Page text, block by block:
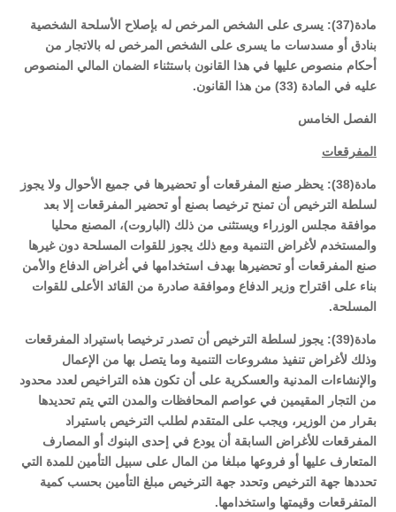
مادة(37): يسرى على الشخص المرخص له بإصلاح الأسلحة الشخصية
بنادق أو مسدسات ما يسرى على الشخص المرخص له بالاتجار من
أحكام منصوص عليها في هذا القانون باستثناء الضمان المالي المنصوص
عليه في المادة (33) من هذا القانون.
الفصل الخامس
المفرقعات
مادة(38): يحظر صنع المفرقعات أو تحضيرها في جميع الأحوال ولا يجوز
لسلطة الترخيص أن تمنح ترخيصا بصنع أو تحضير المفرقعات إلا بعد
موافقة مجلس الوزراء ويستثنى من ذلك (الباروت)، المصنع محليا
والمستخدم لأغراض التنمية ومع ذلك يجوز للقوات المسلحة دون غيرها
صنع المفرقعات أو تحضيرها بهدف استخدامها في أغراض الدفاع والأمن
بناء على اقتراح وزير الدفاع وموافقة صادرة من القائد الأعلى للقوات
المسلحة.
مادة(39): يجوز لسلطة الترخيص أن تصدر ترخيصا باستيراد المفرقعات
وذلك لأغراض تنفيذ مشروعات التنمية وما يتصل بها من الإعمال
والإنشاءات المدنية والعسكرية على أن تكون هذه التراخيص لعدد محدود
من التجار المقيمين في عواصم المحافظات والمدن التي يتم تحديدها
بقرار من الوزير، ويجب على المتقدم لطلب الترخيص باستيراد
المفرقعات للأغراض السابقة أن يودع في إحدى البنوك أو المصارف
المتعارف عليها أو فروعها مبلغا من المال على سبيل التأمين للمدة التي
تحددها جهة الترخيص وتحدد جهة الترخيص مبلغ التأمين بحسب كمية
المتفرقعات وقيمتها واستخدامها.